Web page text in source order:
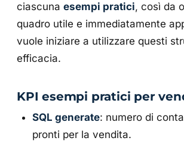
ciascuna esempi pratici, così da
quadro utile e immediatamente
vuole iniziare a utilizzare questi
efficacia.
KPI esempi pratici per
SQL generate: numero di
pronti per la vendita.